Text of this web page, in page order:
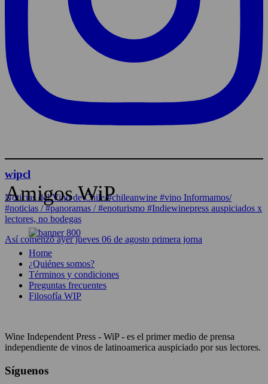
wipcl
Noticias del Vino de Chile/#chileanwine #vino Informamos/
#noticias / #panoramas / #enoturismo #Indiewinepress auspiciados x
lectores, no bodegas
Así comenzó ayer jueves 06 de agosto primera jorna
Amigos WiP
Home
¿Quiénes somos?
Términos y condiciones
Preguntas frecuentes
Filosofía WIP
Wine Independent Press - WiP - es el primer medio de prensa
independiente de vinos de latinoamerica auspiciado por sus lectores.
Síguenos